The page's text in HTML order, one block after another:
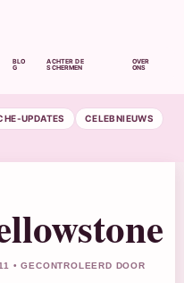
BLO
G
ACHTER DE
SCHERMEN
OVER
ONS
UPDATES CELEBNIEUWS
• GECONTROLEERD DOOR